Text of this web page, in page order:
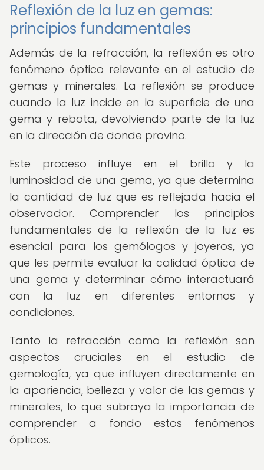
Reflexión de la luz en gemas:
principios fundamentales
Además de la refracción, la reflexión es otro
fenómeno óptico relevante en el estudio de
gemas y minerales. La reflexión se produce
cuando la luz incide en la superficie de una
gema y rebota, devolviendo parte de la luz
en la dirección de donde provino.
Este proceso influye en el brillo y la
luminosidad de una gema, ya que determina
la cantidad de luz que es reflejada hacia el
observador. Comprender los principios
fundamentales de la reflexión de la luz es
esencial para los gemólogos y joyeros, ya
que les permite evaluar la calidad óptica de
una gema y determinar cómo interactuará
con la luz en diferentes entornos y
condiciones.
Tanto la refracción como la reflexión son
aspectos cruciales en el estudio de
gemología, ya que influyen directamente en
la apariencia, belleza y valor de las gemas y
minerales, lo que subraya la importancia de
comprender a fondo estos fenómenos
ópticos.